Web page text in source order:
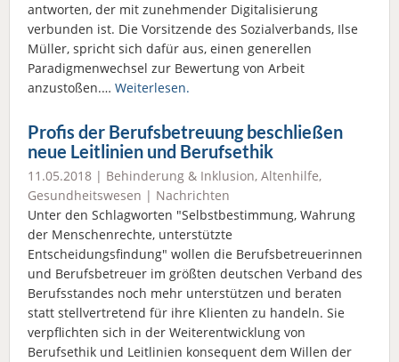
antworten, der mit zunehmender Digitalisierung
verbunden ist. Die Vorsitzende des Sozialverbands, Ilse
Müller, spricht sich dafür aus, einen generellen
Paradigmenwechsel zur Bewertung von Arbeit
anzustoßen.… Weiterlesen.
Profis der Berufsbetreuung beschließen
neue Leitlinien und Berufsethik
11.05.2018 | Behinderung & Inklusion, Altenhilfe,
Gesundheitswesen | Nachrichten
Unter den Schlagworten "Selbstbestimmung, Wahrung
der Menschenrechte, unterstützte
Entscheidungsfindung" wollen die Berufsbetreuerinnen
und Berufsbetreuer im größten deutschen Verband des
Berufsstandes noch mehr unterstützen und beraten
statt stellvertretend für ihre Klienten zu handeln. Sie
verpflichten sich in der Weiterentwicklung von
Berufsethik und Leitlinien konsequent dem Willen der